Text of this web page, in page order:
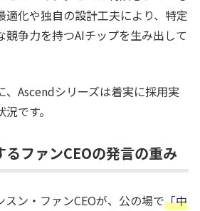
適化や独自の設計工夫により、特定
競争力を持つAIチップを生み出して
、Ascendシリーズは着実に採用実
です。
ファンCEOの発言の重み
ン・ファンCEOが、公の場で「中